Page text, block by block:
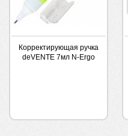
Корректирующая ручка
deVENTE 7мл N-Ergo